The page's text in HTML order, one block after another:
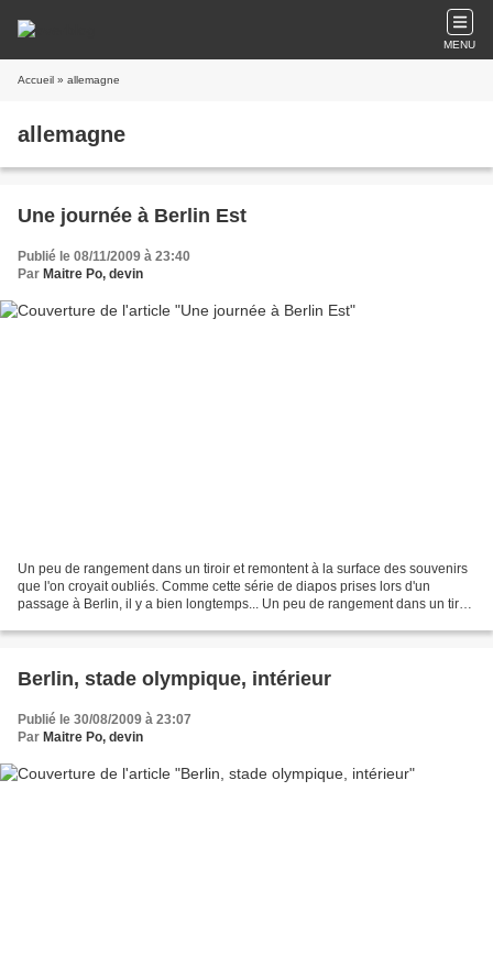
MENU
Accueil » allemagne
allemagne
Une journée à Berlin Est
Publié le 08/11/2009 à 23:40
Par Maitre Po, devin
Un peu de rangement dans un tiroir et remontent à la surface des souvenirs
que l'on croyait oubliés. Comme cette série de diapos prises lors d'un
passage à Berlin, il y a bien longtemps... Un peu de rangement dans un tiroir
Berlin, stade olympique, intérieur
Publié le 30/08/2009 à 23:07
Par Maitre Po, devin